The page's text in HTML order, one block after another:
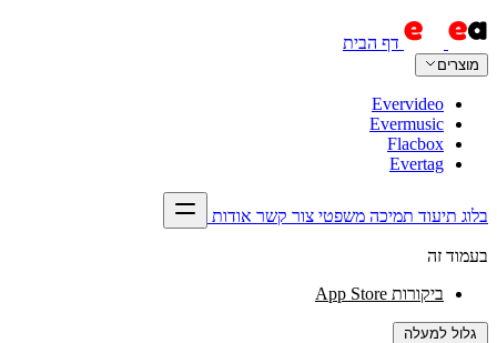
דף הבית
מוצרים
Evervideo
Evermusic
Flacbox
Evertag
בלוג תיעוד תמיכה משפטי צור קשר אודות
בעמוד זה
ביקורות App Store
גלול למעלה